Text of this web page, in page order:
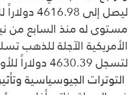
ليصل إلى
مستوى له منذ السابع من
لتسجل 4630.39 دولاراً للأونصة.
التوترات الجيوسياسية